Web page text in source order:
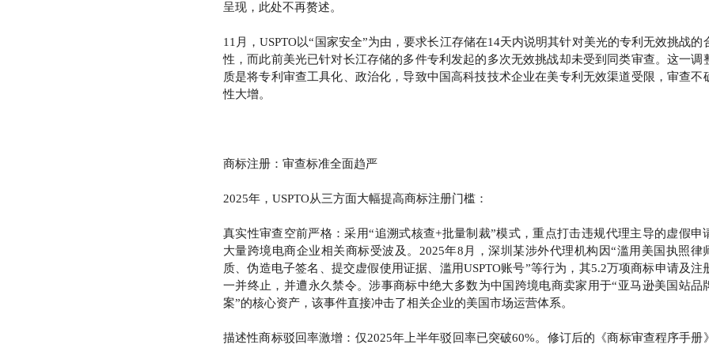
呈现，此处不再赘述。
11月，USPTO以“国家安全”为由，要求长江存储在14天内说明其针对美光的专利无效挑战的
性，而此前美光已针对长江存储的多件专利发起的多次无效挑战却未受到同类审查。这一调
质是将专利审查工具化、政治化，导致中国高科技技术企业在美专利无效渠道受限，审查不
性大增。
商标注册：审查标准全面趋严
2025年，USPTO从三方面大幅提高商标注册门槛：
真实性审查空前严格：采用“追溯式核查+批量制裁”模式，重点打击违规代理主导的虚假申
大量跨境电商企业相关商标受波及。2025年8月，深圳某涉外代理机构因“滥用美国执照律
质、伪造电子签名、提交虚假使用证据、滥用USPTO账号”等行为，其5.2万项商标申请及注
一并终止，并遭永久禁令。涉事商标中绝大多数为中国跨境电商卖家用于“亚马逊美国站品
案”的核心资产，该事件直接冲击了相关企业的美国市场运营体系。
描述性商标驳回率激增：仅2025年上半年驳回率已突破60%。修订后的《商标审查程序手册